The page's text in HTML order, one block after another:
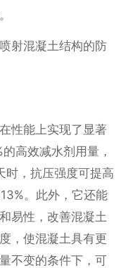
射混凝土结构的防
性能上实现了显著
高效减水剂用量，
时，抗压强度可提高
。此外，它还能
易性，改善混凝土
，使混凝土具有更
不变的条件下，可